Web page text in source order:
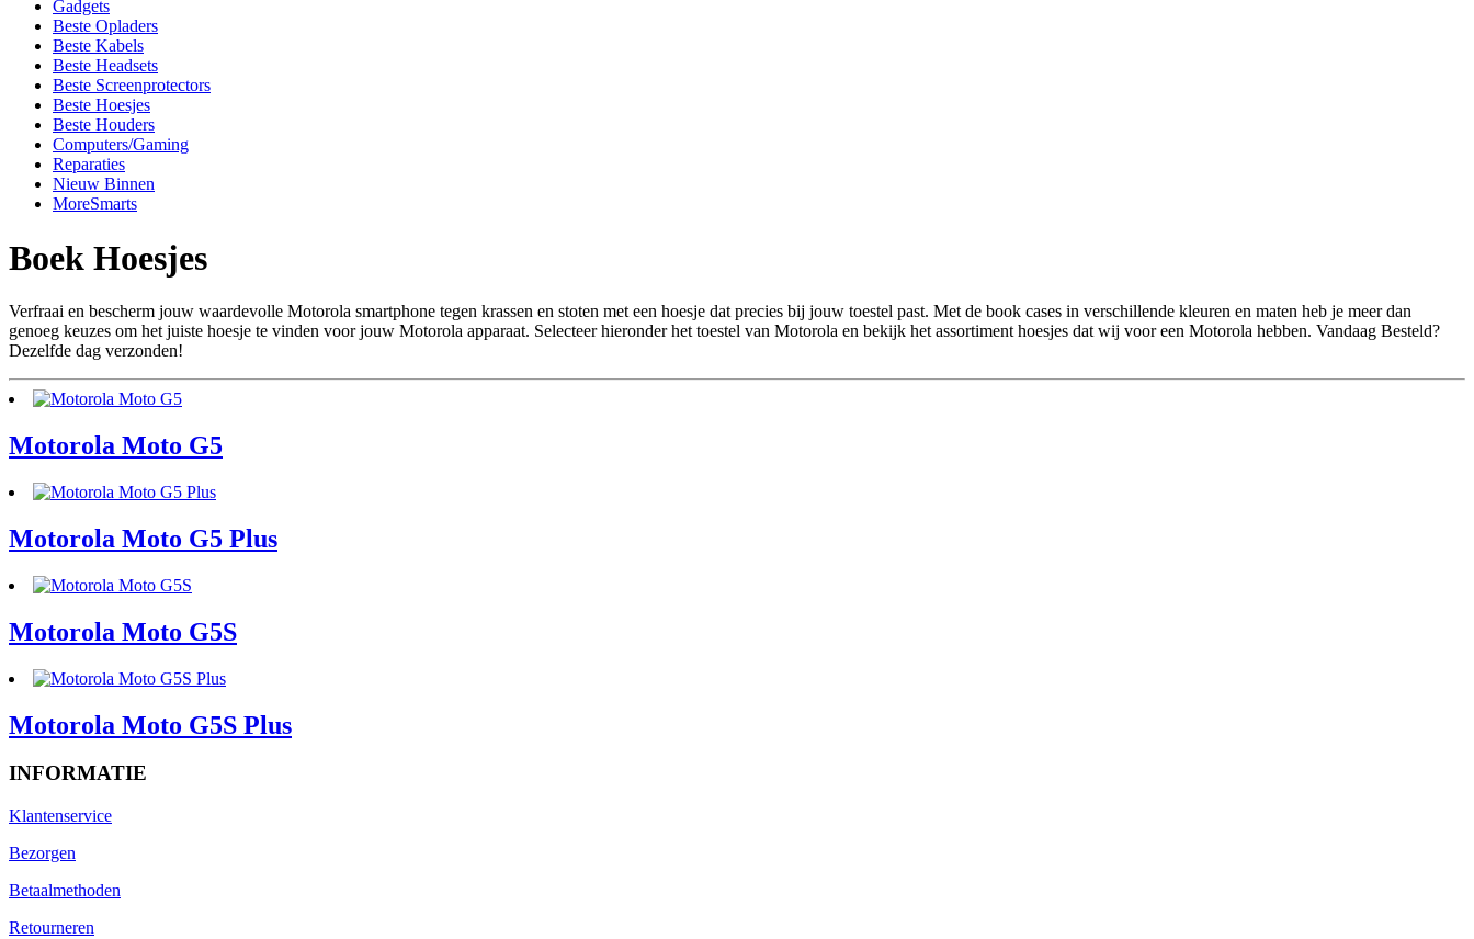
Gadgets
Beste Opladers
Beste Kabels
Beste Headsets
Beste Screenprotectors
Beste Hoesjes
Beste Houders
Computers/Gaming
Reparaties
Nieuw Binnen
MoreSmarts
Boek Hoesjes
Verfraai en bescherm jouw waardevolle Motorola smartphone tegen krassen en stoten met een hoesje dat precies bij jouw toestel past. Met de book cases in verschillende kleuren en maten heb je meer dan
genoeg keuzes om het juiste hoesje te vinden voor jouw Motorola apparaat. Selecteer hieronder het toestel van Motorola en bekijk het assortiment hoesjes dat wij voor een Motorola hebben. Vandaag Besteld?
Dezelfde dag verzonden!
Motorola Moto G5
Motorola Moto G5 Plus
Motorola Moto G5S
Motorola Moto G5S Plus
INFORMATIE
Klantenservice
Bezorgen
Betaalmethoden
Retourneren